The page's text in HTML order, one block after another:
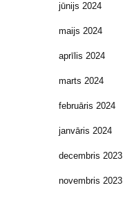
jūnijs 2024
maijs 2024
aprīlis 2024
marts 2024
februāris 2024
janvāris 2024
decembris 2023
novembris 2023